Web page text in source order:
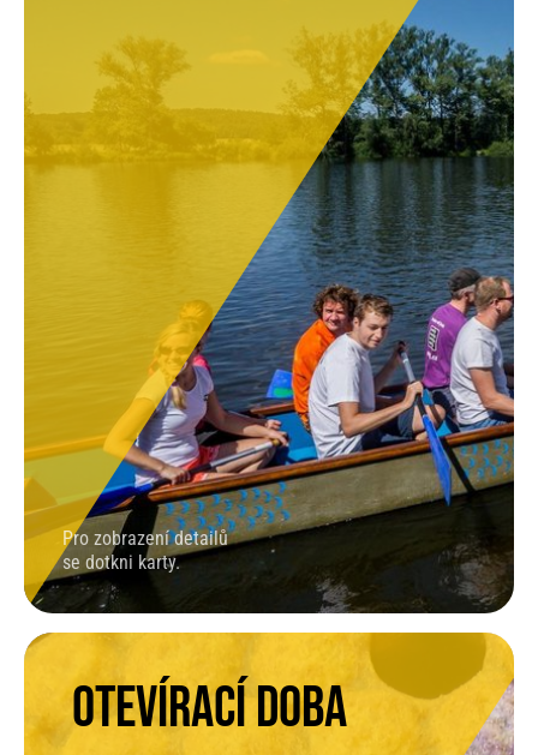
Pro zobrazení detailů
se dotkni karty.
Nalodění.
NALODĚNÍ
Otevírací doba OTEVÍRACÍ DOBA
V návaznosti na služby koordinátorů máme
otevřeno v pondělí a ve středu od 11 do 18 hodin.